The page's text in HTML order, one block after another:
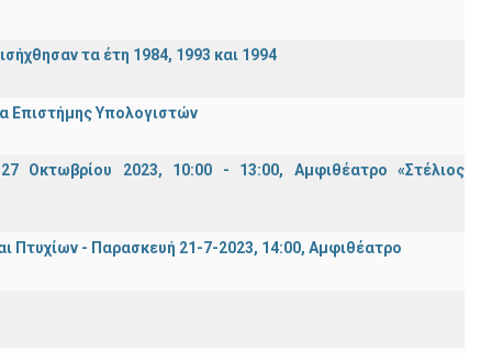
τα έτη 1984, 1993 και 1994
Επιστήμης Υπολογιστών
Οκτωβρίου 2023, 10:00 - 13:00, Αμφιθέατρο «Στέλιος
- Παρασκευή 21-7-2023, 14:00, Αμφιθέατρο